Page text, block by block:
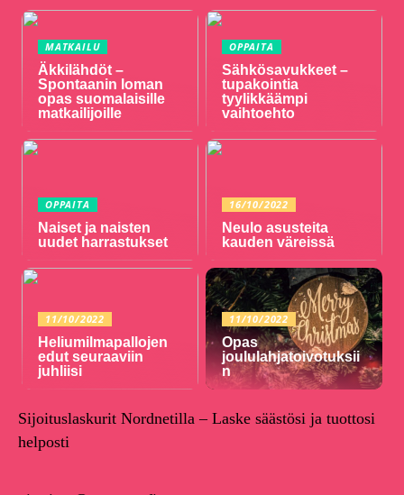
MATKAILU
Äkkilähdöt –
Spontaanin loman
opas suomalaisille
matkailijoille
OPPAITA
Sähkösavukkeet –
tupakointia
tyylikkäämpi
vaihtoehto
OPPAITA
Naiset ja naisten
uudet harrastukset
16/10/2022
Neulo asusteita
kauden väreissä
11/10/2022
Heliumilmapallojen
edut seuraaviin
juhliisi
11/10/2022
Opas
joululahjatoivotuksii
n
Sijoituslaskurit Nordnetilla – Laske säästösi ja tuottosi
helposti